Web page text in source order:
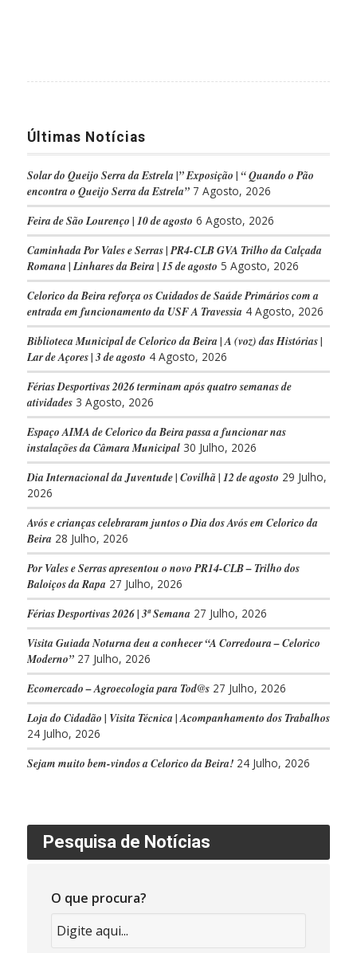
Últimas Notícias
Solar do Queijo Serra da Estrela |” Exposição | “ Quando o Pão
encontra o Queijo Serra da Estrela” 7 Agosto, 2026
Feira de São Lourenço | 10 de agosto 6 Agosto, 2026
Caminhada Por Vales e Serras | PR4-CLB GVA Trilho da Calçada
Romana | Linhares da Beira | 15 de agosto 5 Agosto, 2026
Celorico da Beira reforça os Cuidados de Saúde Primários com a
entrada em funcionamento da USF A Travessia 4 Agosto, 2026
Biblioteca Municipal de Celorico da Beira | A (voz) das Histórias |
Lar de Açores | 3 de agosto 4 Agosto, 2026
Férias Desportivas 2026 terminam após quatro semanas de
atividades 3 Agosto, 2026
Espaço AIMA de Celorico da Beira passa a funcionar nas
instalações da Câmara Municipal 30 Julho, 2026
Dia Internacional da Juventude | Covilhã | 12 de agosto 29 Julho,
2026
Avós e crianças celebraram juntos o Dia dos Avós em Celorico da
Beira 28 Julho, 2026
Por Vales e Serras apresentou o novo PR14-CLB – Trilho dos
Baloiços da Rapa 27 Julho, 2026
Férias Desportivas 2026 | 3ª Semana 27 Julho, 2026
Visita Guiada Noturna deu a conhecer “A Corredoura – Celorico
Moderno” 27 Julho, 2026
Ecomercado – Agroecologia para Tod@s 27 Julho, 2026
Loja do Cidadão | Visita Técnica | Acompanhamento dos Trabalhos
24 Julho, 2026
Sejam muito bem-vindos a Celorico da Beira! 24 Julho, 2026
Pesquisa de Notícias
O que procura?